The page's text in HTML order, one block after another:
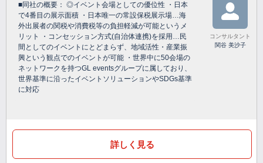
■同社の概要： ◎イベント会場としての優位性 ・日本
で4番目の展示面積 ・日本唯一の常設保税展示場…海
外出展者の関税や消費税等の負担軽減が可能というメ
リット ・コンセッション方式(自治体連携)を採用…民
間としてのイベントにとどまらず、地域活性・産業振
興という観点でのイベントが可能 ・世界中に50会場の
ネットワークを持つGL eventsグループに属しており、
世界基準に沿ったイベントソリューションやSDGs基準
に対応
コンサルタント
関谷 美沙子
詳しく見る